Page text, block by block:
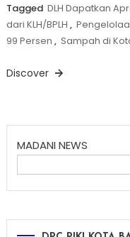
Tagged DLH Dapatkan
dari KLH/BPLH ,
99 Persen , Sampah di
Discover
MADANI NEWS